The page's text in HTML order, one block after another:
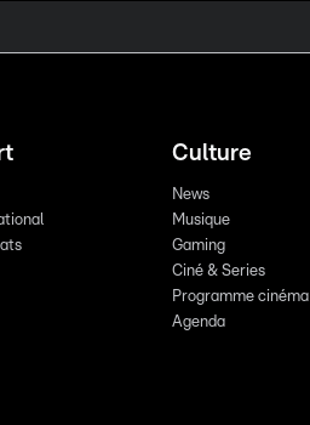
Culture
News
Musique
Gaming
Ciné & Series
Programme cinéma
Agenda